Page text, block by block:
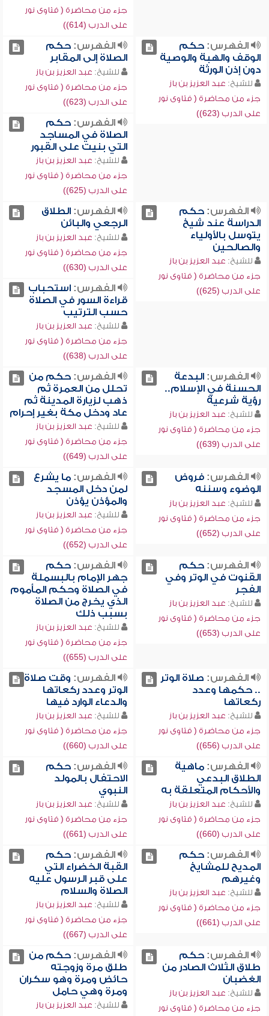
جزء من محاضرة ( فتاوى نور
على الدرب (614))
الفهرس:حكم
الوقف والهبة والوصية
دون إذن الورثة
للشيخ: عبد العزيز بن باز
جزء من محاضرة ( فتاوى نور
على الدرب (623))
الفهرس:حكم
الصلاة إلى المقابر
للشيخ: عبد العزيز بن باز
جزء من محاضرة ( فتاوى نور
على الدرب (623))
الفهرس:حكم
الصلاة في المساجد
التي بنيت على القبور
للشيخ: عبد العزيز بن باز
جزء من محاضرة ( فتاوى نور
على الدرب (625))
الفهرس:حكم
الدراسة عند شيخ
يتوسل بالأولياء
والصالحين
للشيخ: عبد العزيز بن باز
جزء من محاضرة ( فتاوى نور
على الدرب (625))
الفهرس:الطلاق
الرجعي والبائن
للشيخ: عبد العزيز بن باز
جزء من محاضرة ( فتاوى نور
على الدرب (630))
الفهرس:استحباب
قراءة السور في الصلاة
حسب الترتيب
للشيخ: عبد العزيز بن باز
جزء من محاضرة ( فتاوى نور
على الدرب (638))
الفهرس:البدعة
الحسنة في الإسلام..
رؤية شرعية
للشيخ: عبد العزيز بن باز
جزء من محاضرة ( فتاوى نور
على الدرب (639))
الفهرس:حكم من
تحلل من العمرة ثم
ذهب لزيارة المدينة ثم
عاد ودخل مكة بغير إحرام
للشيخ: عبد العزيز بن باز
جزء من محاضرة ( فتاوى نور
على الدرب (649))
الفهرس:فروض
الوضوء وسننه
للشيخ: عبد العزيز بن باز
جزء من محاضرة ( فتاوى نور
على الدرب (652))
الفهرس:ما يشرع
لمن دخل المسجد
والمؤذن يؤذن
للشيخ: عبد العزيز بن باز
جزء من محاضرة ( فتاوى نور
على الدرب (652))
الفهرس:حكم
القنوت في الوتر وفي
الفجر
للشيخ: عبد العزيز بن باز
جزء من محاضرة ( فتاوى نور
على الدرب (653))
الفهرس:حكم
جهر الإمام بالبسملة
في الصلاة وحكم المأموم
الذي يخرج من الصلاة
بسبب ذلك
للشيخ: عبد العزيز بن باز
جزء من محاضرة ( فتاوى نور
على الدرب (655))
الفهرس: صلاة الوتر
.. حكمها وعدد
ركعاتها
للشيخ: عبد العزيز بن باز
جزء من محاضرة ( فتاوى نور
على الدرب (656))
الفهرس: وقت صلاة
الوتر وعدد ركعاتها
والدعاء الوارد فيها
للشيخ: عبد العزيز بن باز
جزء من محاضرة ( فتاوى نور
على الدرب (660))
الفهرس:ماهية
الطلاق البدعي
والأحكام المتعلقة به
للشيخ: عبد العزيز بن باز
جزء من محاضرة ( فتاوى نور
على الدرب (660))
الفهرس:حكم
الاحتفال بالمولد
النبوي
للشيخ: عبد العزيز بن باز
جزء من محاضرة ( فتاوى نور
على الدرب (661))
الفهرس:حكم
المديح للمشايخ
وغيرهم
للشيخ: عبد العزيز بن باز
جزء من محاضرة ( فتاوى نور
على الدرب (661))
الفهرس:حكم
القبة الخضراء التي
على قبر الرسول عليه
الصلاة والسلام
للشيخ: عبد العزيز بن باز
جزء من محاضرة ( فتاوى نور
على الدرب (667))
الفهرس:حكم
طلاق الثلاث الصادر من
الغضبان
للشيخ: عبد العزيز بن باز
جزء من محاضرة ( فتاوى نور
الفهرس:حكم من
طلق مرة وزوجته
حائض ومرة وهو سكران
ومرة وهي حامل
للشيخ: عبد العزيز بن باز